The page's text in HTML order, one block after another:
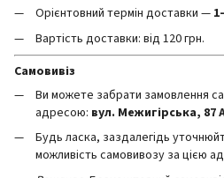
Орієнтовний термін доставки —
Вартість доставки: від 120 грн.
Самовивіз
Ви можете забрати замовлення
адресою: вул. Межигірська, 87
Будь ласка, заздалегідь
можливість самовивозу за цією